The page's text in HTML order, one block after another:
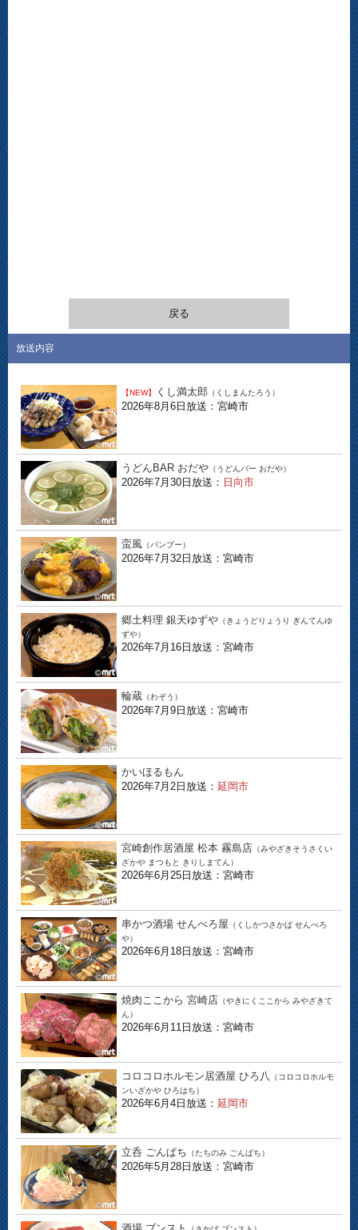
戻る
放送内容
【NEW】 くし満太郎 （くしまんたろう）
2026年8月6日放送：宮崎市
うどんBAR おだや （うどんバー おだや）
2026年7月30日放送： 日向市
蛮風 （バンブー）
2026年7月32日放送：宮崎市
郷土料理 銀天ゆずや （きょうどりょうり ぎんてんゆ
ずや）
2026年7月16日放送：宮崎市
輪蔵 （わぞう）
2026年7月9日放送：宮崎市
かいほるもん
2026年7月2日放送： 延岡市
宮崎創作居酒屋 松本 霧島店 （みやざきそうさくい
ざかや まつもと きりしまてん）
2026年6月25日放送：宮崎市
串かつ酒場 せんべろ屋 （くしかつさかば せんべろ
や）
2026年6月18日放送：宮崎市
焼肉ここから 宮崎店 （やきにくここから みやざきて
ん）
2026年6月11日放送：宮崎市
コロコロホルモン居酒屋 ひろ八
（コロコロホルモ
ンいざかや ひろはち）
2026年6月4日放送： 延岡市
立呑 ごんぱち （たちのみ ごんぱち）
2026年5月28日放送：宮崎市
酒場 ブンスト